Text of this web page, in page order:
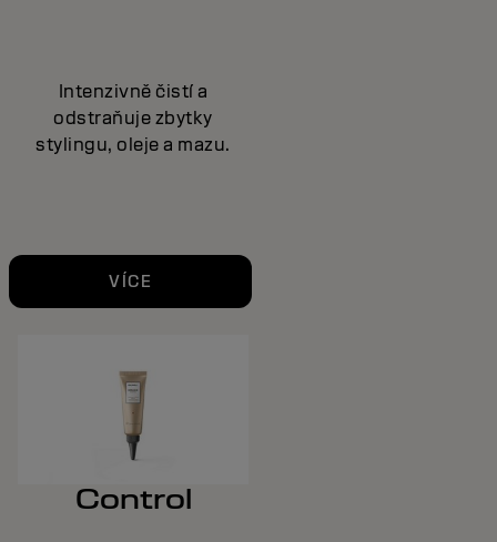
Intenzivně čistí a
odstraňuje zbytky
stylingu, oleje a mazu.
VÍCE
Control